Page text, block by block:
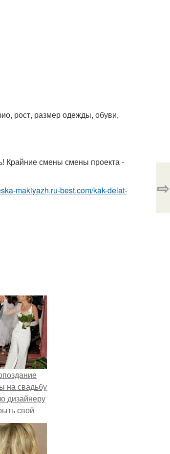
рост, размер одежды, обуви,
Крайние смены смены проекта -
makiyazh.ru-best.com/kak-delat-
⇨
на свадьбу
дизайнеру
свой